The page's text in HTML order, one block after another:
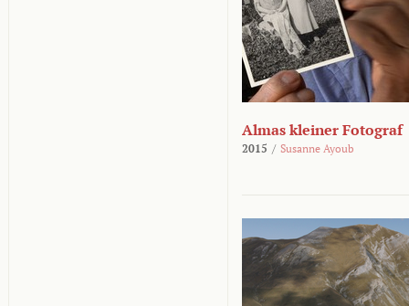
Almas kleiner Fotograf
2015 / Susanne Ayoub